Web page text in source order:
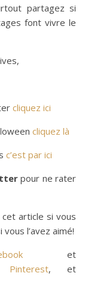
partagez si
font vivre le
cliquez ici
cliquez là
c’est par ici
pour ne rater
cet article si vous
l’avez aimé!
et
Pinterest, et